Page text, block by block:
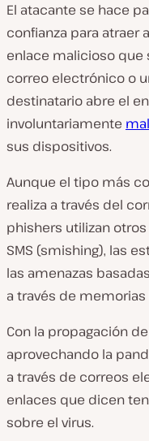
El atacante se hace
confianza para atraer
enlace malicioso que
correo electrónico o
destinatario abre el
involuntariamente
sus dispositivos.
Aunque el tipo más
realiza a través del
phishers utilizan
SMS (smishing), las
las amenazas
a través de memorias
Con la propagación
aprovechando la
a través de correos
enlaces que dicen
sobre el virus.